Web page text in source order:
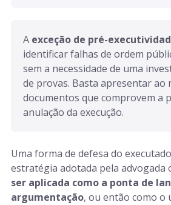
A exceção de pré-
identificar falhas de ordem
sem a necessidade de uma
de provas. Basta apresentar ao
documentos que comprovem a
anulação da execução.
Uma forma de defesa do
estratégia adotada pela advogada
ser aplicada como a ponta de
argumentação, ou então como o